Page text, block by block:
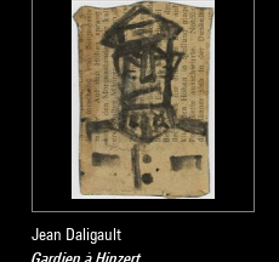
Jean Daligault